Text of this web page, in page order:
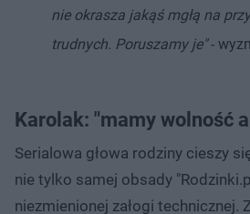
nie okrasza jakąś mgłą na
trudnych. Poruszamy je"-
Karolak: "mamy wolność
Serialowa głowa rodziny cieszy
nie tylko samej obsady
niezmienionej załogi technicznej.